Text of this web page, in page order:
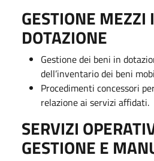
GESTIONE MEZZI
DOTAZIONE
Gestione dei beni in
dell’inventario dei beni
Procedimenti concessori
relazione ai servizi affidati.
SERVIZI
GESTIONE E